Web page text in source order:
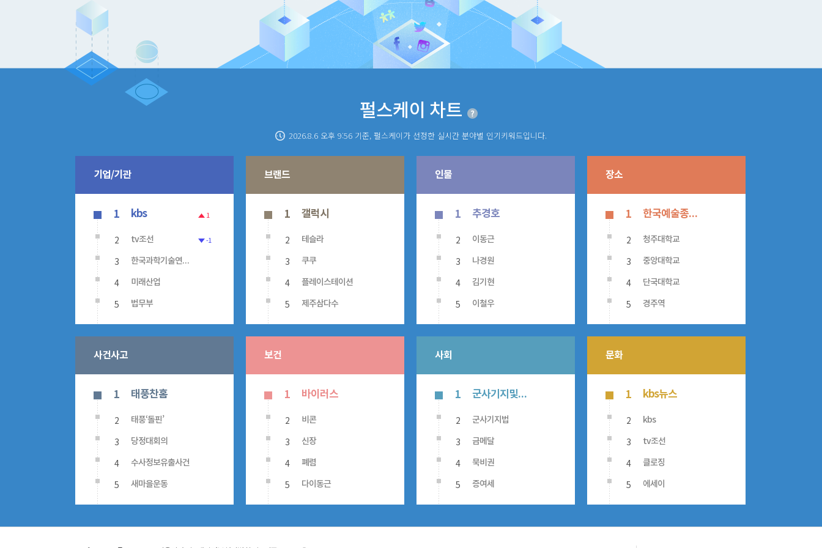
펄스케이 차트
2026.8.6 오후 9:56 기준, 펄스케이가 선정한 실시간 분야별 인기키워드입니다.
기업/기관
1 kbs 1
2 tv조선 -1
3 한국과학기술연구원
4 미래산업
5 법무부
브랜드
1 갤럭시
2 테슬라
3 쿠쿠
4 플레이스테이션
5 제주삼다수
인물
1 추경호
2 이동근
3 나경원
4 김기현
5 이철우
장소
1 한국예술종합학교
2 청주대학교
3 중앙대학교
4 단국대학교
5 경주역
사건사고
1 태풍찬홈
2 태풍‘돌핀’
3 당정대회의
4 수사정보유출사건
5 새마을운동
보건
1 바이러스
2 비콘
3 신장
4 폐렴
5 다이동근
사회
1 군사기지및군사시설보호법
2 군사기지법
3 금메달
4 묵비권
5 증여세
문화
1 kbs뉴스
2 kbs
3 tv조선
4 클로징
5 에세이